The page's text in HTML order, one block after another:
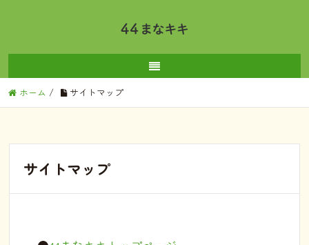
ホーム / サイトマップ
サイトマップ